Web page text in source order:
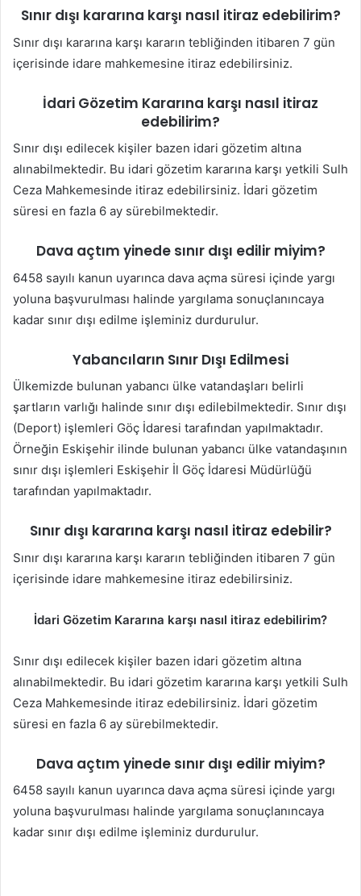
Sınır dışı kararına karşı nasıl itiraz edebilirim?
Sınır dışı kararına karşı kararın tebliğinden itibaren 7 gün
içerisinde idare mahkemesine itiraz edebilirsiniz.
İdari Gözetim Kararına karşı nasıl itiraz
edebilirim?
Sınır dışı edilecek kişiler bazen idari gözetim altına
alınabilmektedir. Bu idari gözetim kararına karşı yetkili Sulh
Ceza Mahkemesinde itiraz edebilirsiniz. İdari gözetim
süresi en fazla 6 ay sürebilmektedir.
Dava açtım yinede sınır dışı edilir miyim?
6458 sayılı kanun uyarınca dava açma süresi içinde yargı
yoluna başvurulması halinde yargılama sonuçlanıncaya
kadar sınır dışı edilme işleminiz durdurulur.
Yabancıların Sınır Dışı Edilmesi
Ülkemizde bulunan yabancı ülke vatandaşları belirli
şartların varlığı halinde sınır dışı edilebilmektedir. Sınır dışı
(Deport) işlemleri Göç İdaresi tarafından yapılmaktadır.
Örneğin Eskişehir ilinde bulunan yabancı ülke vatandaşının
sınır dışı işlemleri Eskişehir İl Göç İdaresi Müdürlüğü
tarafından yapılmaktadır.
Sınır dışı kararına karşı nasıl itiraz edebilir?
Sınır dışı kararına karşı kararın tebliğinden itibaren 7 gün
içerisinde idare mahkemesine itiraz edebilirsiniz.
İdari Gözetim Kararına karşı nasıl itiraz edebilirim?
Sınır dışı edilecek kişiler bazen idari gözetim altına
alınabilmektedir. Bu idari gözetim kararına karşı yetkili Sulh
Ceza Mahkemesinde itiraz edebilirsiniz. İdari gözetim
süresi en fazla 6 ay sürebilmektedir.
Dava açtım yinede sınır dışı edilir miyim?
6458 sayılı kanun uyarınca dava açma süresi içinde yargı
yoluna başvurulması halinde yargılama sonuçlanıncaya
kadar sınır dışı edilme işleminiz durdurulur.